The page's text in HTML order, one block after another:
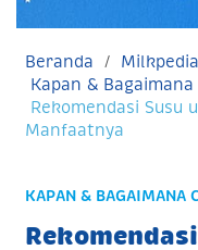
Beranda
Milkpedia
Kapan &
Rekomendasi Susu
Manfaatnya
KAPAN & BAGAIMANA